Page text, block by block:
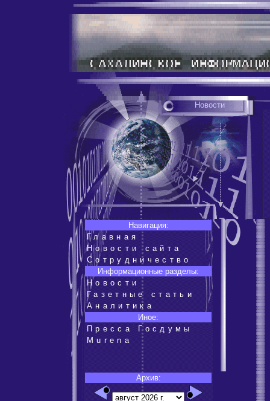
Новости
Навигация:
Главная
Новости сайта
Сотрудничество
Информационные разделы:
Новости
Газетные статьи
Аналитика
Иное:
Пресса Госдумы
Murena
Архив: